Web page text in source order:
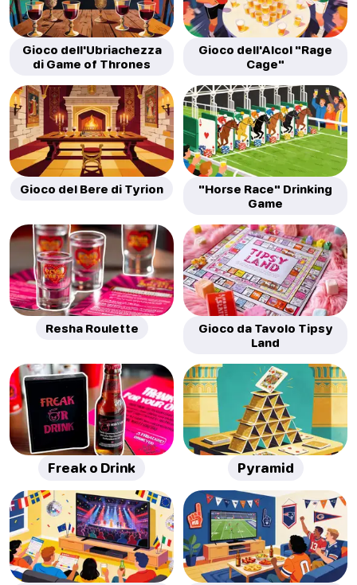
Gioco dell'Ubriachezza
di Game of Thrones
Gioco dell'Alcol "Rage
Cage"
Gioco del Bere di Tyrion
"Horse Race" Drinking
Game
Resha Roulette
Gioco da Tavolo Tipsy
Land
Freak o Drink Pyramid